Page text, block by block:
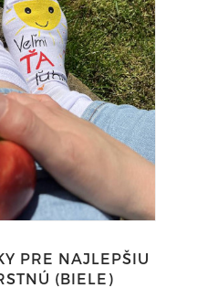
PRE NAJLEPŠIU
(BIELE)